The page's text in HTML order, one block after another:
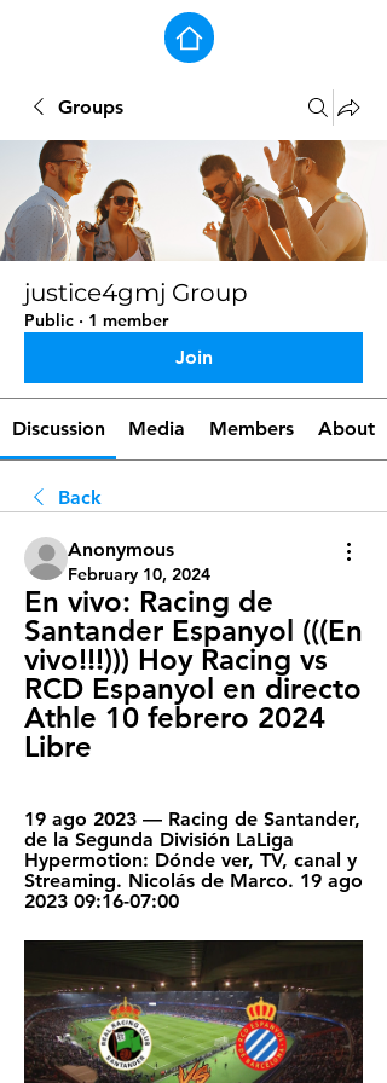
Groups
justice4gmj Group
Public · 1 member
Join
Discussion Media Members About
Back
Anonymous
February 10, 2024
En vivo: Racing de
Santander Espanyol (((En
vivo!!!))) Hoy Racing vs
RCD Espanyol en directo
Athle 10 febrero 2024
Libre
19 ago 2023 — Racing de Santander,
de la Segunda División LaLiga
Hypermotion: Dónde ver, TV, canal y
Streaming. Nicolás de Marco. 19 ago
2023 09:16-07:00